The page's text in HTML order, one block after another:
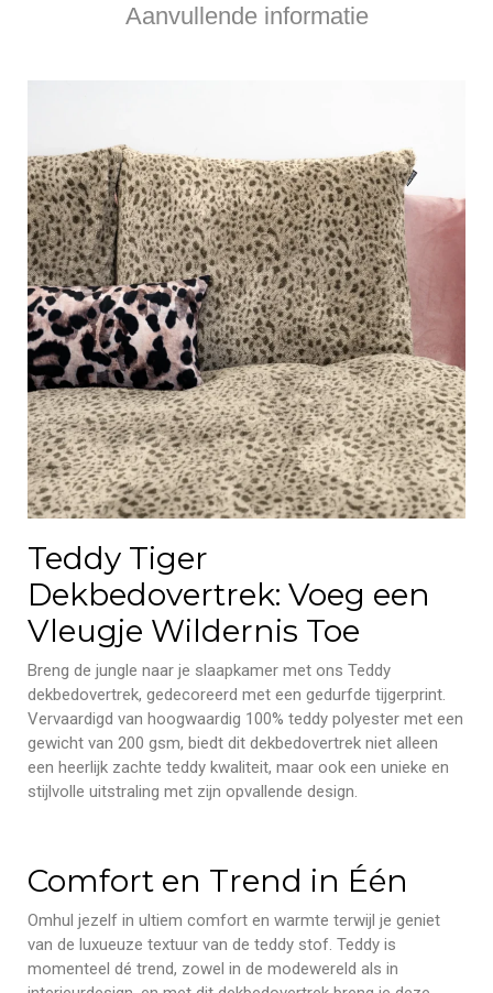
Aanvullende informatie
Teddy Tiger
Dekbedovertrek: Voeg een
Vleugje Wildernis Toe
Breng de jungle naar je slaapkamer met ons Teddy
dekbedovertrek, gedecoreerd met een gedurfde tijgerprint.
Vervaardigd van hoogwaardig 100% teddy polyester met een
gewicht van 200 gsm, biedt dit dekbedovertrek niet alleen
een heerlijk zachte teddy kwaliteit, maar ook een unieke en
stijlvolle uitstraling met zijn opvallende design.
Comfort en Trend in Één
Omhul jezelf in ultiem comfort en warmte terwijl je geniet
van de luxueuze textuur van de teddy stof. Teddy is
momenteel dé trend, zowel in de modewereld als in